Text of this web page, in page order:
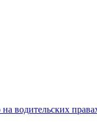
водительских